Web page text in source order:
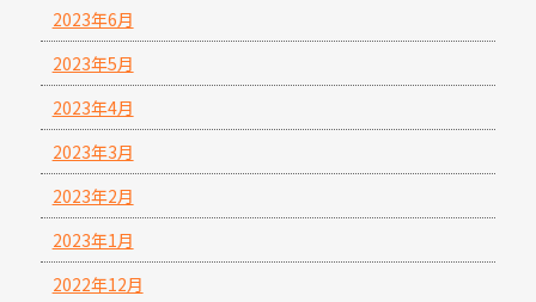
2023年6月
2023年5月
2023年4月
2023年3月
2023年2月
2023年1月
2022年12月